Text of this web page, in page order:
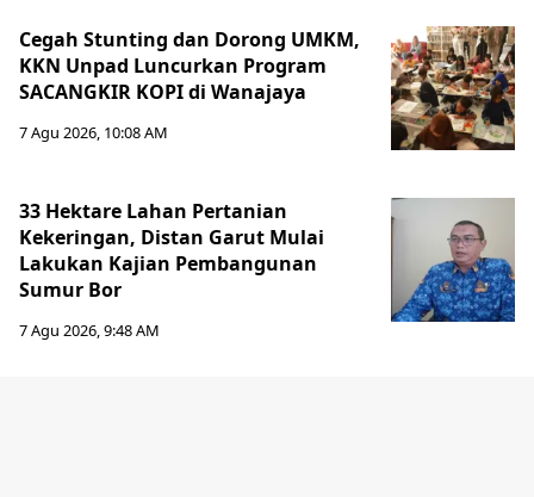
Cegah Stunting dan Dorong UMKM,
KKN Unpad Luncurkan Program
SACANGKIR KOPI di Wanajaya
7 Agu 2026, 10:08 AM
33 Hektare Lahan Pertanian
Kekeringan, Distan Garut Mulai
Lakukan Kajian Pembangunan
Sumur Bor
7 Agu 2026, 9:48 AM